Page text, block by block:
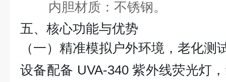
内胆材质：不锈钢。
五、核心功能与优势
（一）精准模拟户外环境，老化测
设备配备 UVA-340 紫外线荧光灯